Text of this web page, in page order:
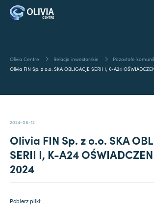
Olivia Centre Relacje inwestorskie
Pozostałe
Olivia FIN Sp. z o.o. SKA OBLIGACJE SERII I, K-A24
2024-08-12
Olivia FIN Sp. z o.o. SKA
SERII I, K-A24
2024
Pobierz pliki: